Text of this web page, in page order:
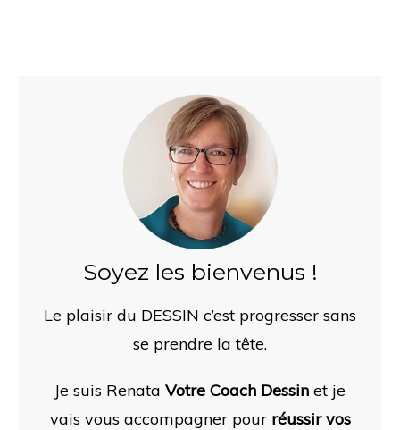
Soyez les bienvenus !
Le plaisir du DESSIN c’est progresser sans
se prendre la tête.
Je suis Renata Votre Coach Dessin et je
vais vous accompagner pour réussir vos